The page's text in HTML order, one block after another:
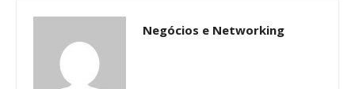
Negócios e Networking